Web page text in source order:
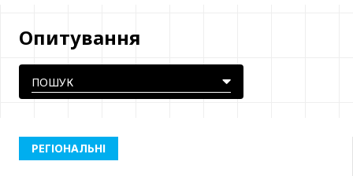
Опитування
РЕГІОНАЛЬНІ